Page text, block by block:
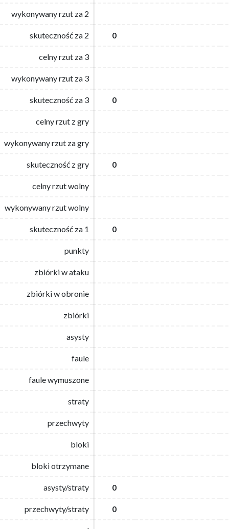
wykonywany rzut za 2
skuteczność za 2 0
celny rzut za 3
wykonywany rzut za 3
skuteczność za 3 0
celny rzut z gry
wykonywany rzut za gry
skuteczność z gry 0
celny rzut wolny
wykonywany rzut wolny
skuteczność za 1 0
punkty
zbiórki w ataku
zbiórki w obronie
zbiórki
asysty
faule
faule wymuszone
straty
przechwyty
bloki
bloki otrzymane
asysty/straty 0
przechwyty/straty 0
wykonywany rzut za 2
skuteczność za 2 0
celny rzut za 3
wykonywany rzut za 3
skuteczność za 3 0
celny rzut z gry
wykonywany rzut za gry
skuteczność z gry 0
celny rzut wolny
wykonywany rzut wolny
skuteczność za 1 0
punkty
zbiórki w ataku
zbiórki w obronie
zbiórki
asysty
faule
faule wymuszone
straty
przechwyty
bloki
bloki otrzymane
asysty/straty 0
przechwyty/straty 0